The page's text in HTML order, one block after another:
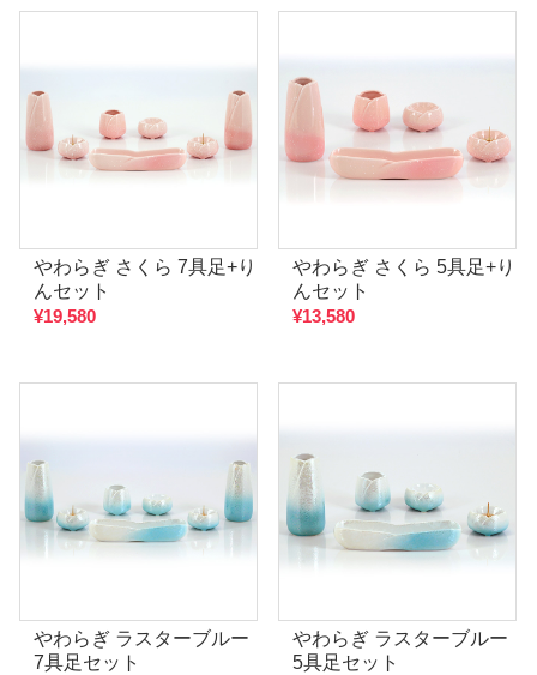
やわらぎ さくら 7具足+り
んセット
¥19,580
やわらぎ さくら 5具足+り
んセット
¥13,580
やわらぎ ラスターブルー
7具足セット
やわらぎ ラスターブルー
5具足セット